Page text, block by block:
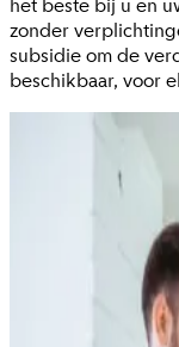
het beste bij u en
zonder
subsidie om de
beschikbaar, voor